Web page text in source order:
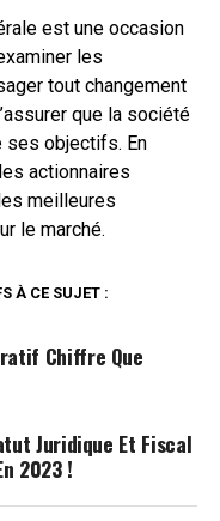
est une occasion
les
tout changement
que la société
ses objectifs. En
actionnaires
meilleures
le marché.
À CE SUJET :
Chiffre Que
Juridique Et Fiscal
2023 !